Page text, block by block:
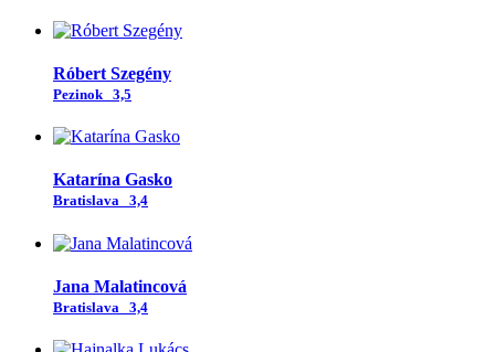
Róbert Szegény
Pezinok 3,5
Katarína Gasko
Bratislava 3,4
Jana Malatincová
Bratislava 3,4